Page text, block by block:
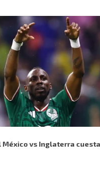
México vs Inglaterra